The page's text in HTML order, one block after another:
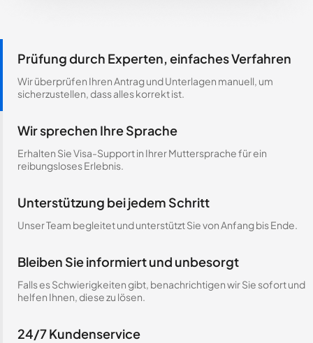
Prüfung durch Experten, einfaches Verfahren
Wir überprüfen Ihren Antrag und Unterlagen manuell, um
sicherzustellen, dass alles korrekt ist.
Wir sprechen Ihre Sprache
Erhalten Sie Visa-Support in Ihrer Muttersprache für ein
reibungsloses Erlebnis.
Unterstützung bei jedem Schritt
Unser Team begleitet und unterstützt Sie von Anfang bis Ende.
Bleiben Sie informiert und unbesorgt
Falls es Schwierigkeiten gibt, benachrichtigen wir Sie sofort und
helfen Ihnen, diese zu lösen.
24/7 Kundenservice